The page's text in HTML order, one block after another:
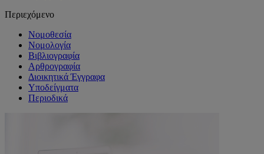
Περιεχόμενο
Νομοθεσία
Νομολογία
Βιβλιογραφία
Αρθρογραφία
Διοικητικά Έγγραφα
Υποδείγματα
Περιοδικά